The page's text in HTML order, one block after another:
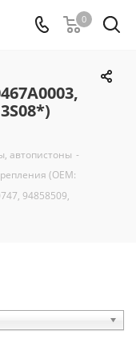
0
автопистоны -
(OEM:
94858509,